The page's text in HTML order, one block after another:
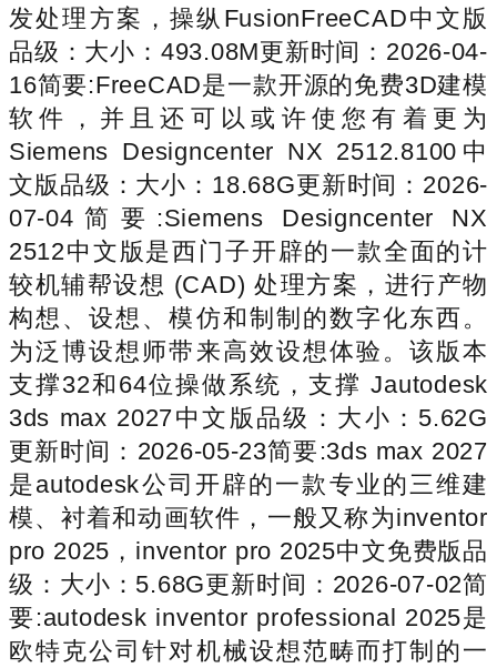
发处理方案，操纵FusionFreeCAD中文版
品级：大小：493.08M更新时间：2026-04-
16简要:FreeCAD是一款开源的免费3D建模
软件，并且还可以或许使您有着更为
Siemens Designcenter NX 2512.8100中
文版品级：大小：18.68G更新时间：2026-
07-04简要:Siemens Designcenter NX
2512中文版是西门子开辟的一款全面的计
较机辅帮设想 (CAD) 处理方案，进行产物
构想、设想、模仿和制制的数字化东西。
为泛博设想师带来高效设想体验。该版本
支撑32和64位操做系统，支撑 Jautodesk
3ds max 2027中文版品级：大小：5.62G
更新时间：2026-05-23简要:3ds max 2027
是autodesk公司开辟的一款专业的三维建
模、衬着和动画软件，一般又称为inventor
pro 2025，inventor pro 2025中文免费版品
级：大小：5.68G更新时间：2026-07-02简
要:autodesk inventor professional 2025是
欧特克公司针对机械设想范畴而打制的一